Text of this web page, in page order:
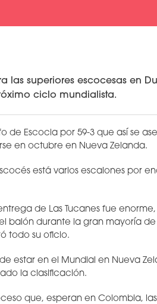
las superiores escocesas en
ciclo mundialista.
de Escocia por 59-3 que así se
en octubre en Nueva Zelanda.
está varios escalones por
de Las Tucanes fue
balón durante la gran mayoría de
todo su oficio.
estar en el Mundial en Nueva
la clasificación.
que, esperan en Colombia,